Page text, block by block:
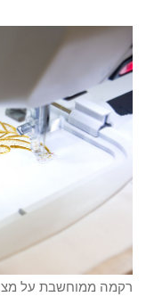
רקמה ממוחשבת על